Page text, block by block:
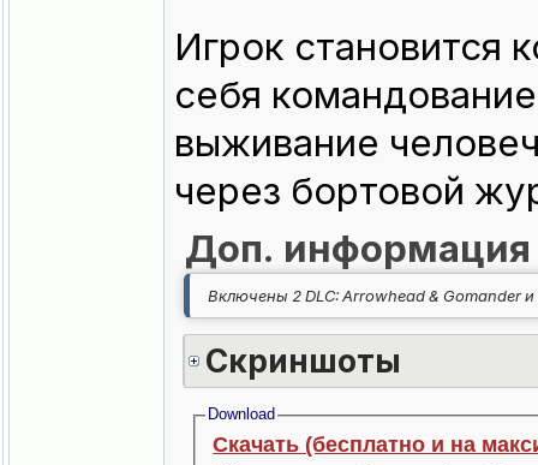
Игрок становится
себя
выживание
через бортовой
Доп. информация
Включены 2 DLC: Arrowhead & Gomander
Скриншоты
Download
Скачать (бесплатно и на